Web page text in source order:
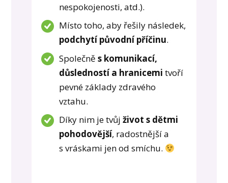
nespokojenosti, atd.).
Místo toho, aby řešily následek,
podchytí původní příčinu.
Společněs komunikací,
důsledností a hranicemi tvoří
pevné základy zdravého
vztahu.
Díky nim je tvůjživot s dětmi
pohodovější, radostnějšía
s vráskami jen od smíchu.